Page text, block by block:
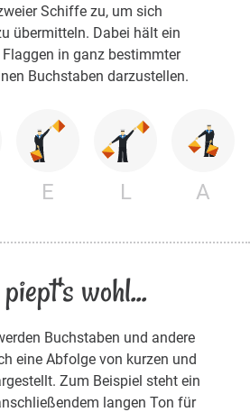
Schiffe zu, um sich
übermitteln. Dabei hält ein
in ganz bestimmter
Buchstaben darzustellen.
E L A
wohl...
Buchstaben und andere
eine Abfolge von kurzen und
Zum Beispiel steht ein
langen Ton für